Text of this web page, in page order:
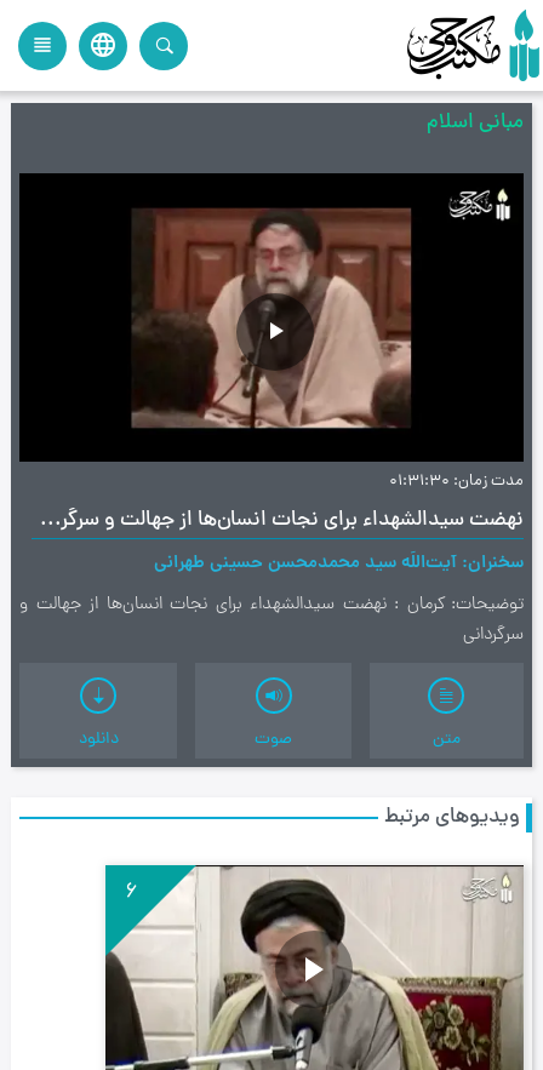
language
view_headline
مبانی اسلام
پخش
مدت زمان 01:31:30
نهضت سیدالشهداء برای نجات انسان‌ها از جهالت و سرگردانی (کرمان) - مبانی اسلام - آیت‌ الله سید محمد محسن طهرانی
سخنران آیت‌اللَه سید محمدمحسن حسینی طهرانی
توضیحات کرمان : نهضت سیدالشهداء برای نجات انسان‌ها از جهالت و
سرگردانی
متن صوت دانلود
ویدیوهای مرتبط
6